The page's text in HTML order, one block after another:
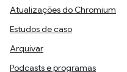
Atualizações do Chromium
Estudos de caso
Arquivar
Podcasts e programas